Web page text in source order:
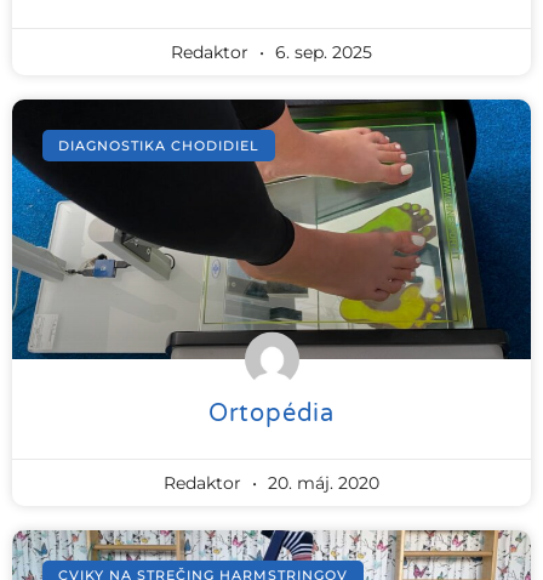
Redaktor 6. sep. 2025
DIAGNOSTIKA CHODIDIEL
Ortopédia
Redaktor 20. máj. 2020
CVIKY NA STREČING HARMSTRINGOV